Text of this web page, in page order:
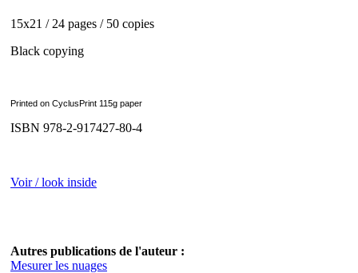
15x21 / 24 pages / 50 copies
Black copying
Printed on CyclusPrint 115g paper
ISBN 978-2-917427-80-4
Voir / look inside
Autres publications de l'auteur :
Mesurer les nuages